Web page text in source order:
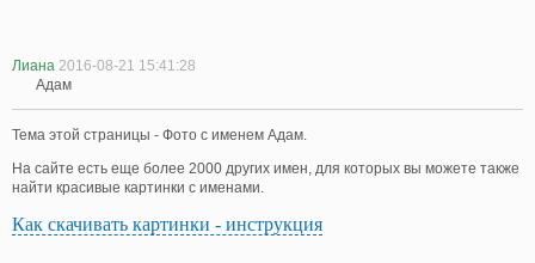
Лиана 2016-08-21 15:41:28
Адам
Тема этой страницы - Фото с именем Адам.
На сайте есть еще более 2000 других имен, для которых вы можете также
найти красивые картинки с именами.
Как скачивать картинки - инструкция